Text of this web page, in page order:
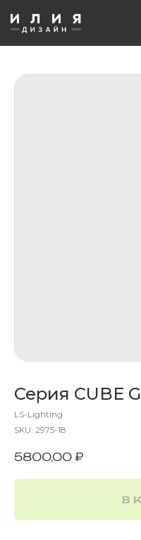
Серия CUBE
LS-Lighting
SKU: 2975-18
5800,00 ₽
В